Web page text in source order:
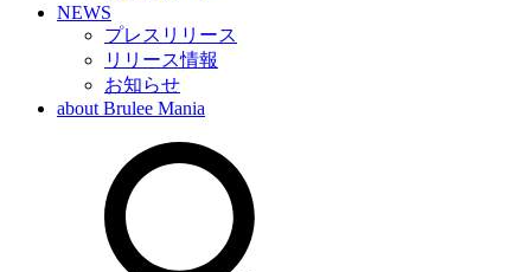
NEWS
プレスリリース
リリース情報
お知らせ
about Brulee Mania